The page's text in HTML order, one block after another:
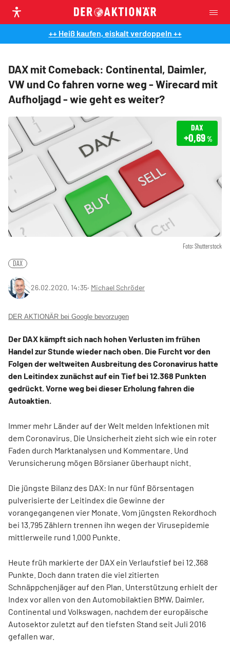
++ Heiß kaufen, eiskalt verdoppeln ++
DAX mit Comeback: Continental, Daimler,
VW und Co fahren vorne weg - Wirecard mit
Aufholjagd - wie geht es weiter?
Foto: Shutterstock
DAX
+0,69%
DAX
26.02.2020, 14:35‧ Michael Schröder
DER AKTIONÄR bei Google bevorzugen
Der DAX kämpft sich nach hohen Verlusten im frühen
Handel zur Stunde wieder nach oben. Die Furcht vor den
Folgen der weltweiten Ausbreitung des Coronavirus hatte
den Leitindex zunächst auf ein Tief bei 12.368 Punkten
gedrückt. Vorne weg bei dieser Erholung fahren die
Autoaktien.
Immer mehr Länder auf der Welt melden Infektionen mit
dem Coronavirus. Die Unsicherheit zieht sich wie ein roter
Faden durch Marktanalysen und Kommentare. Und
Verunsicherung mögen Börsianer überhaupt nicht.
Die jüngste Bilanz des DAX: In nur fünf Börsentagen
pulverisierte der Leitindex die Gewinne der
vorangegangenen vier Monate. Vom jüngsten Rekordhoch
bei 13.795 Zählern trennen ihn wegen der Virusepidemie
mittlerweile rund 1.000 Punkte.
Heute früh markierte der DAX ein Verlaufstief bei 12.368
Punkte. Doch dann traten die viel zitierten
Schnäppchenjäger auf den Plan. Unterstützung erhielt der
Index vor allen von den Automobilaktien BMW, Daimler,
Continental und Volkswagen, nachdem der europäische
Autosektor zuletzt auf den tiefsten Stand seit Juli 2016
gefallen war.